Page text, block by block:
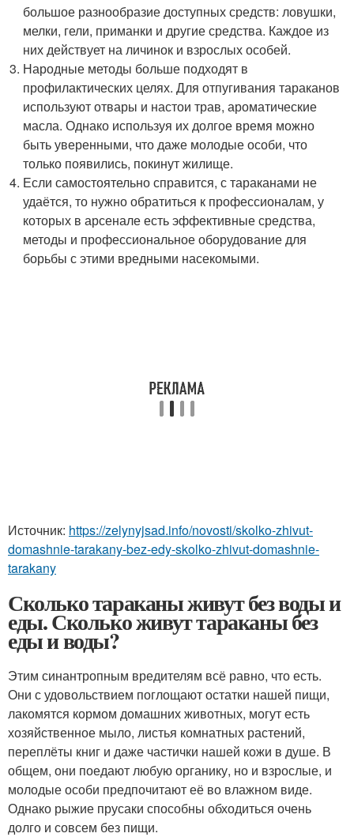
большое разнообразие доступных средств: ловушки,
мелки, гели, приманки и другие средства. Каждое из
них действует на личинок и взрослых особей.
Народные методы больше подходят в
профилактических целях. Для отпугивания тараканов
используют отвары и настои трав, ароматические
масла. Однако используя их долгое время можно
быть уверенными, что даже молодые особи, что
только появились, покинут жилище.
Если самостоятельно справится, с тараканами не
удаётся, то нужно обратиться к профессионалам, у
которых в арсенале есть эффективные средства,
методы и профессиональное оборудование для
борьбы с этими вредными насекомыми.
Источник: https://zelynyjsad.info/novosti/skolko-zhivut-
domashnie-tarakany-bez-edy-skolko-zhivut-domashnie-
tarakany
Сколько тараканы живут без воды и
еды. Сколько живут тараканы без
еды и воды?
Этим синантропным вредителям всё равно, что есть.
Они с удовольствием поглощают остатки нашей пищи,
лакомятся кормом домашних животных, могут есть
хозяйственное мыло, листья комнатных растений,
переплёты книг и даже частички нашей кожи в душе. В
общем, они поедают любую органику, но и взрослые, и
молодые особи предпочитают её во влажном виде.
Однако рыжие прусаки способны обходиться очень
долго и совсем без пищи.